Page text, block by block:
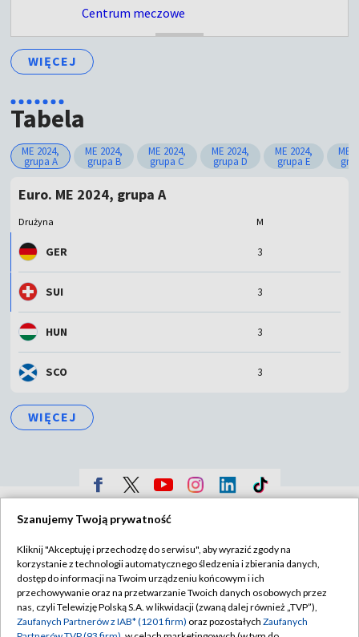
Centrum meczowe
WIĘCEJ
Tabela
ME 2024,
grupa A
ME 2024,
grupa B
ME 2024,
grupa C
ME 2024,
grupa D
ME 2024,
grupa E
ME
Euro. ME 2024, grupa A
Drużyna M
GER 3
SUI 3
HUN 3
SCO 3
WIĘCEJ
Sklep TVP
Biuro Reklamy
Oferta Handlowa
Polityka prywatności
Moje zgody
Biuro reklamy
Szanujemy Twoją prywatność
Kliknij "Akceptuję i przechodzę do serwisu", aby wyrazić zgody na
korzystanie z technologii automatycznego śledzenia i zbierania danych,
dostęp do informacji na Twoim urządzeniu końcowym i ich
przechowywanie oraz na przetwarzanie Twoich danych osobowych przez
nas, czyli Telewizję Polską S.A. w likwidacji (zwaną dalej również „TVP”),
Zaufanych Partnerów z IAB* (1201 firm) oraz pozostałych Zaufanych